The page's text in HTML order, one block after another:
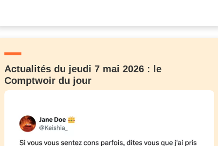
Actualités du jeudi 7 mai 2026 : le
Comptwoir du jour